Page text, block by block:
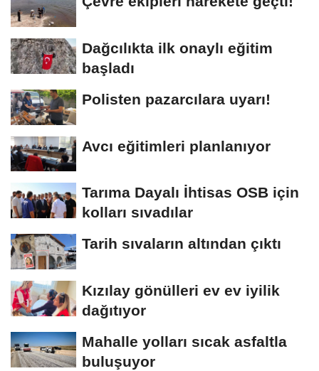
Dağcılıkta ilk onaylı eğitim
başladı
Polisten pazarcılara uyarı!
Avcı eğitimleri planlanıyor
Tarıma Dayalı İhtisas OSB için
kolları sıvadılar
Tarih sıvaların altından çıktı
Kızılay gönülleri ev ev iyilik
dağıtıyor
Mahalle yolları sıcak asfaltla
buluşuyor